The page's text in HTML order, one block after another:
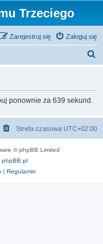
Trzeciego
Zaloguj się
Zarejestruj się
j
ponownie za 639 sekund.
Strefa czasowa UTC+02:00
© phpBB Limited
phpBB.pl
| Regulamin